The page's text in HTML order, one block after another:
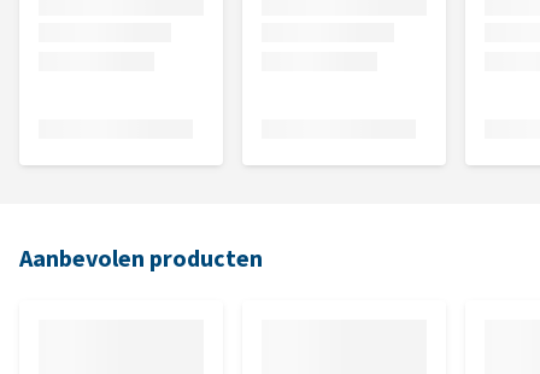
Aanbevolen producten